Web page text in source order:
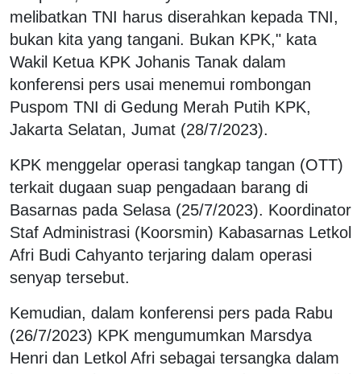
melibatkan TNI harus diserahkan kepada TNI,
bukan kita yang tangani. Bukan KPK," kata
Wakil Ketua KPK Johanis Tanak dalam
konferensi pers usai menemui rombongan
Puspom TNI di Gedung Merah Putih KPK,
Jakarta Selatan, Jumat (28/7/2023).
KPK menggelar operasi tangkap tangan (OTT)
terkait dugaan suap pengadaan barang di
Basarnas pada Selasa (25/7/2023). Koordinator
Staf Administrasi (Koorsmin) Kabasarnas Letkol
Afri Budi Cahyanto terjaring dalam operasi
senyap tersebut.
Kemudian, dalam konferensi pers pada Rabu
(26/7/2023) KPK mengumumkan Marsdya
Henri dan Letkol Afri sebagai tersangka dalam